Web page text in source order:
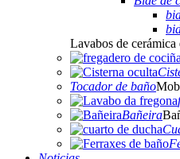
Lavabos de
Tocador de baño
Bañeira